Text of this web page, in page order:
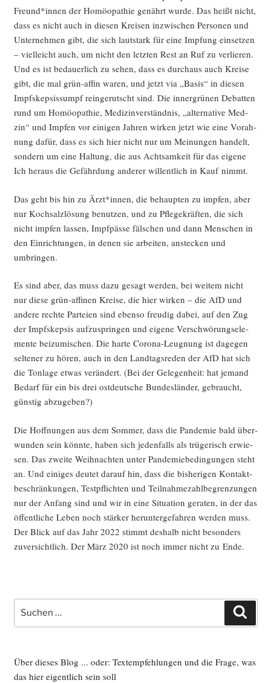
Freund*innen der Homöo­pa­thie genährt wur­de. Das heißt nicht,
dass es nicht auch in die­sen Krei­sen inzwi­schen Per­so­nen und
Unter­neh­men gibt, die sich laut­stark für eine Imp­fung ein­set­zen
– viel­leicht auch, um nicht den letz­ten Rest an Ruf zu ver­lie­ren.
Und es ist bedau­er­lich zu sehen, dass es durch­aus auch Krei­se
gibt, die mal grün-affin waren, und jetzt via „Basis“ in die­sen
Impf­skep­sis­sumpf rein­ge­rutscht sind. Die inner­grü­nen Debat­ten
rund um Homöo­pa­thie, Medi­zin­ver­ständ­nis, „alter­na­ti­ve Med­
zin“ und Imp­fen vor eini­gen Jah­ren wir­ken jetzt wie eine Vor­ah­
nung dafür, dass es sich hier nicht nur um Mei­nun­gen han­delt,
son­dern um eine Hal­tung, die aus Acht­sam­keit für das eige­ne
Ich her­aus die Gefähr­dung ande­rer wil­lent­lich in Kauf nimmt.
Das geht bis hin zu Ärzt*innen, die behaup­ten zu imp­fen, aber
nur Koch­salz­lö­sung benut­zen, und zu Pfle­ge­kräf­ten, die sich
nicht imp­fen las­sen, Impf­päs­se fäl­schen und dann Men­schen in
den Ein­rich­tun­gen, in denen sie arbei­ten, anste­cken und
umbringen.
Es sind aber, das muss dazu gesagt wer­den, bei wei­tem nicht
nur die­se grün-affi­nen Krei­se, die hier wir­ken – die AfD und
ande­re rech­te Par­tei­en sind eben­so freu­dig dabei, auf den Zug
der Impf­skep­sis auf­zu­sprin­gen und eige­ne Ver­schwö­rungs­ele­
men­te bei­zu­mi­schen. Die har­te Coro­na-Leug­nung ist dage­gen
sel­te­ner zu hören, auch in den Land­tags­re­den der AfD hat sich
die Ton­la­ge etwas ver­än­dert. (Bei der Gele­gen­heit: hat jemand
Bedarf für ein bis drei ost­deut­sche Bun­des­län­der, gebraucht,
güns­tig abzugeben?)
Die Hoff­nun­gen aus dem Som­mer, dass die Pan­de­mie bald über­
wun­den sein könn­te, haben sich jeden­falls als trü­ge­risch erwie­
sen. Das zwei­te Weih­nach­ten unter Pan­de­mie­be­din­gun­gen steht
an. Und eini­ges deu­tet dar­auf hin, dass die bis­he­ri­gen Kon­takt­
be­schrän­kun­gen, Test­pflich­ten und Teil­nah­me­zahl­be­gren­zun­gen
nur der Anfang sind und wir in eine Situa­ti­on gera­ten, in der das
öffent­li­che Leben noch stär­ker her­un­ter­ge­fah­ren wer­den muss.
Der Blick auf das Jahr 2022 stimmt des­halb nicht beson­ders
zuver­sicht­lich. Der März 2020 ist noch immer nicht zu Ende.
Suche
nach:
Über dieses Blog ... oder: Textempfehlungen und die Frage, was
das hier eigentlich sein soll